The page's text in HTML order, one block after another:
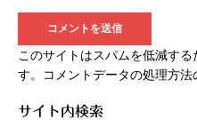
このサイトはスパムを低減す
す。 コメントデータの処理方
サイト内検索